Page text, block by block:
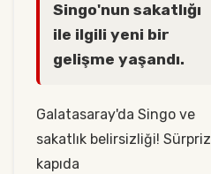
Singo'nun sakatlığı
ile ilgili yeni bir
gelişme yaşandı.
Galatasaray'da Singo ve
sakatlık belirsizliği! Sürpriz
kapıda